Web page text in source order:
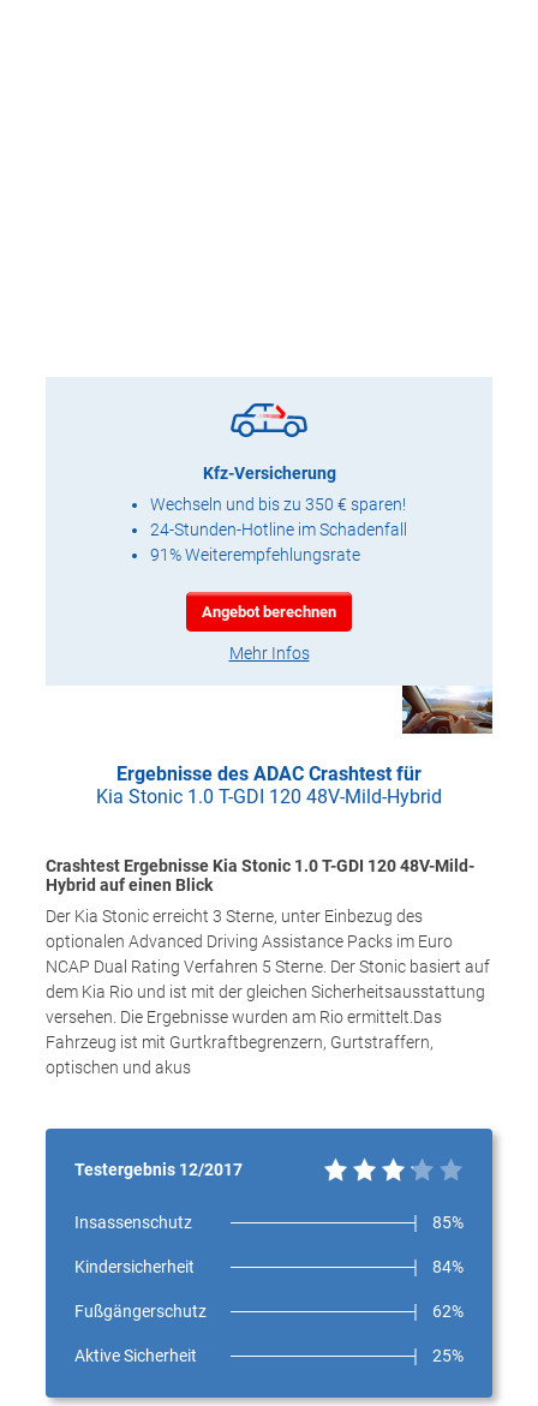
Kfz-Versicherung
Wechseln und bis zu 350 € sparen!
24-Stunden-Hotline im Schadenfall
91% Weiterempfehlungsrate
Angebot berechnen
Mehr Infos
Ergebnisse des ADAC Crashtest für
Kia Stonic 1.0 T-GDI 120 48V-Mild-Hybrid
Crashtest Ergebnisse Kia Stonic 1.0 T-GDI 120 48V-Mild-
Hybrid auf einen Blick
Der Kia Stonic erreicht 3 Sterne, unter Einbezug des
optionalen Advanced Driving Assistance Packs im Euro
NCAP Dual Rating Verfahren 5 Sterne. Der Stonic basiert auf
dem Kia Rio und ist mit der gleichen Sicherheitsausstattung
versehen. Die Ergebnisse wurden am Rio ermittelt.Das
Fahrzeug ist mit Gurtkraftbegrenzern, Gurtstraffern,
optischen und akus
Testergebnis 12/2017
Insassenschutz 85%
Kindersicherheit 84%
Fußgängerschutz 62%
Aktive Sicherheit 25%